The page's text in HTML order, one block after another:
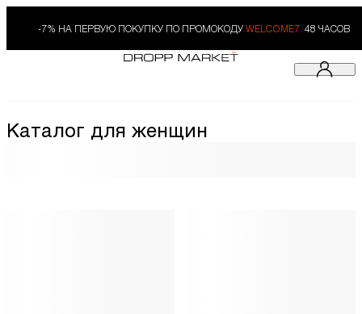
-7% НА ПЕРВУЮ ПОКУПКУ ПО ПРОМОКОДУ WELCOME7. 48 ЧАСОВ
Каталог для женщин